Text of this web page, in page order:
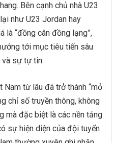
Bên cạnh chủ nhà U23
như U23 Jordan hay
là “đồng cân đồng lạng”,
tới mục tiêu tiến sâu
và sự tự tin.
Nam từ lâu đã trở thành “mỏ
chỉ số truyền thông, không
mà đặc biệt là các nền tảng
sự hiện diện của đội tuyển